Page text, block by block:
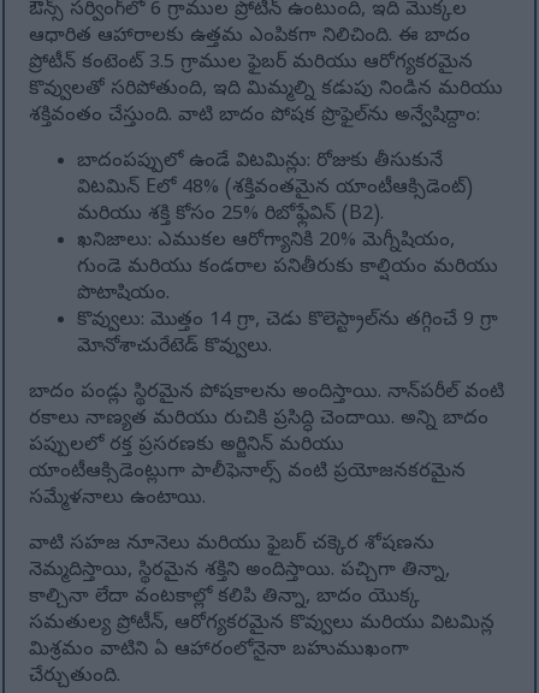
ఔన్స్ సర్వింగ్‌లో 6 గ్రాముల ప్రోటీన్ ఉంటుంది, ఇది మొక్కల
ఆధారిత ఆహారాలకు ఉత్తమ ఎంపికగా నిలిచింది. ఈ బాదం
ప్రోటీన్ కంటెంట్ 3.5 గ్రాముల ఫైబర్ మరియు ఆరోగ్యకరమైన
కొవ్వులతో సరిపోతుంది, ఇది మిమ్మల్ని కడుపు నిండిన మరియు
శక్తివంతం చేస్తుంది. వాటి బాదం పోషక ప్రొఫైల్‌ను అన్వేషిద్దాం:
బాదంపప్పులో ఉండే విటమిన్లు: రోజుకు తీసుకునే
విటమిన్ Eలో 48% (శక్తివంతమైన యాంటీఆక్సిడెంట్)
మరియు శక్తి కోసం 25% రిబోఫ్లేవిన్ (B2).
ఖనిజాలు: ఎముకల ఆరోగ్యానికి 20% మెగ్నీషియం,
గుండె మరియు కండరాల పనితీరుకు కాల్షియం మరియు
పొటాషియం.
కొవ్వులు: మొత్తం 14 గ్రా, చెడు కొలెస్ట్రాల్‌ను తగ్గించే 9 గ్రా
మోనోశాచురేటెడ్ కొవ్వులు.
బాదం పండ్లు స్థిరమైన పోషకాలను అందిస్తాయి. నాన్‌పరీల్ వంటి
రకాలు నాణ్యత మరియు రుచికి ప్రసిద్ధి చెందాయి. అన్ని బాదం
పప్పులలో రక్త ప్రసరణకు అర్జినిన్ మరియు
యాంటీఆక్సిడెంట్లుగా పాలీఫెనాల్స్ వంటి ప్రయోజనకరమైన
సమ్మేళనాలు ఉంటాయి.
వాటి సహజ నూనెలు మరియు ఫైబర్ చక్కెర శోషణను
నెమ్మదిస్తాయి, స్థిరమైన శక్తిని అందిస్తాయి. పచ్చిగా తిన్నా,
కాల్చినా లేదా వంటకాల్లో కలిపి తిన్నా, బాదం యొక్క
సమతుల్య ప్రోటీన్, ఆరోగ్యకరమైన కొవ్వులు మరియు విటమిన్ల
మిశ్రమం వాటిని ఏ ఆహారంలోనైనా బహుముఖంగా
చేర్చుతుంది.